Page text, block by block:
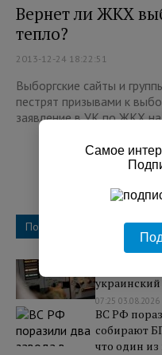
Вернет ли ЖКХ
тепло?
2013-12-24 18:22:51
Выборгские сайты и
пестрят призывами к
заявление в УК по ЖКХ на
Популярное
07:25 03.08.2026
ВС РФ
собирают
что один
Самое